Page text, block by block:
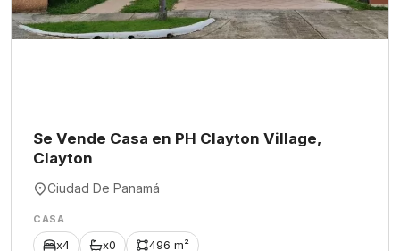
Se Vende Casa en PH Clayton Village,
Clayton
Ciudad De Panamá
CASA
x4 x0 496 m²